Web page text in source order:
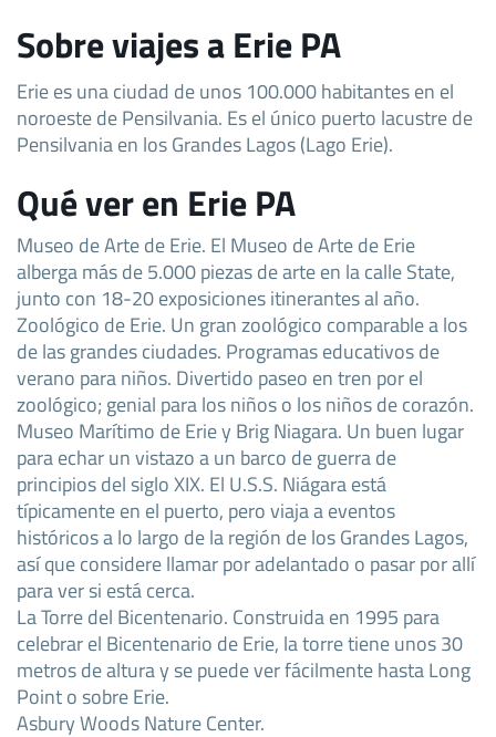
Sobre viajes a Erie PA
Erie es una ciudad de unos 100.000 habitantes en el
noroeste de Pensilvania. Es el único puerto lacustre de
Pensilvania en los Grandes Lagos (Lago Erie).
Qué ver en Erie PA
Museo de Arte de Erie. El Museo de Arte de Erie
alberga más de 5.000 piezas de arte en la calle State,
junto con 18-20 exposiciones itinerantes al año.
Zoológico de Erie. Un gran zoológico comparable a los
de las grandes ciudades. Programas educativos de
verano para niños. Divertido paseo en tren por el
zoológico; genial para los niños o los niños de corazón.
Museo Marítimo de Erie y Brig Niagara. Un buen lugar
para echar un vistazo a un barco de guerra de
principios del siglo XIX. El U.S.S. Niágara está
típicamente en el puerto, pero viaja a eventos
históricos a lo largo de la región de los Grandes Lagos,
así que considere llamar por adelantado o pasar por allí
para ver si está cerca.
La Torre del Bicentenario. Construida en 1995 para
celebrar el Bicentenario de Erie, la torre tiene unos 30
metros de altura y se puede ver fácilmente hasta Long
Point o sobre Erie.
Asbury Woods Nature Center.